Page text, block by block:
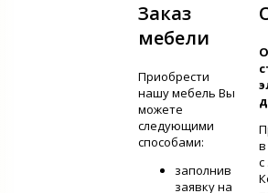
Заказ
мебели
Приобрести
нашу мебель Вы
можете
следующими
способами:
заполнив
заявку на